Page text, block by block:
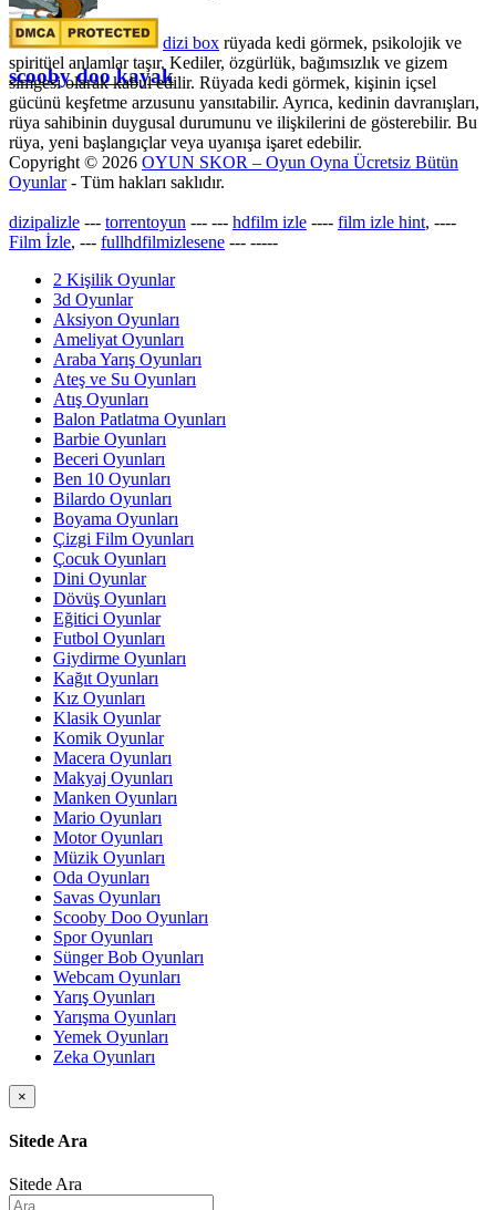
scooby doo kayak
dizi box rüyada kedi görmek​, psikolojik ve
spiritüel anlamlar taşır. Kediler, özgürlük, bağımsızlık ve gizem
simgesi olarak kabul edilir. Rüyada kedi görmek, kişinin içsel
gücünü keşfetme arzusunu yansıtabilir. Ayrıca, kedinin davranışları,
rüya sahibinin duygusal durumunu ve ilişkilerini de gösterebilir. Bu
rüya, yeni başlangıçlar veya uyanışa işaret edebilir.
Copyright © 2026 OYUN SKOR – Oyun Oyna Ücretsiz Bütün
Oyunlar- Tüm hakları saklıdır.
dizipalizle --- torrentoyun --- --- hdfilm izle ---- film izle hint, ----
Film İzle, --- fullhdfilmizlesene --- -----
2 Kişilik Oyunlar
3d Oyunlar
Aksiyon Oyunları
Ameliyat Oyunları
Araba Yarış Oyunları
Ateş ve Su Oyunları
Atış Oyunları
Balon Patlatma Oyunları
Barbie Oyunları
Beceri Oyunları
Ben 10 Oyunları
Bilardo Oyunları
Boyama Oyunları
Çizgi Film Oyunları
Çocuk Oyunları
Dini Oyunlar
Dövüş Oyunları
Eğitici Oyunlar
Futbol Oyunları
Giydirme Oyunları
Kağıt Oyunları
Kız Oyunları
Klasik Oyunlar
Komik Oyunlar
Macera Oyunları
Makyaj Oyunları
Manken Oyunları
Mario Oyunları
Motor Oyunları
Müzik Oyunları
Oda Oyunları
Savas Oyunları
Scooby Doo Oyunları
Spor Oyunları
Sünger Bob Oyunları
Webcam Oyunları
Yarış Oyunları
Yarışma Oyunları
Yemek Oyunları
Zeka Oyunları
×
Sitede Ara
Sitede Ara